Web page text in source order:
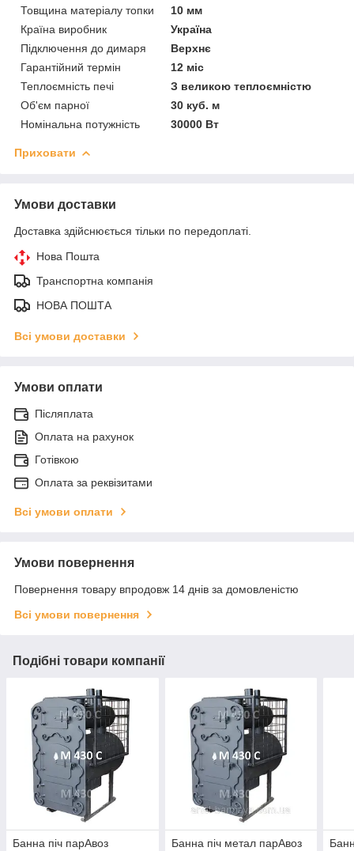
Товщина матеріалу топки
10 мм
Країна виробник
Україна
Підключення до димаря
Верхнє
Гарантійний термін
12 міс
Теплоємність печі
З великою теплоємністю
Об'єм парної
30 куб. м
Номінальна потужність
30000 Вт
Приховати
Умови доставки
Доставка здійснюється тільки по передоплаті.
Нова Пошта
Транспортна компанія
НОВА ПОШТА
Всі умови доставки
Умови оплати
Післяплата
Оплата на рахунок
Готівкою
Оплата за реквізитами
Всі умови оплати
Умови повернення
Повернення товару впродовж 14 днів за домовленістю
Всі умови повернення
Подібні товари компанії
Банна піч парАвоз Банна піч метал парАвоз